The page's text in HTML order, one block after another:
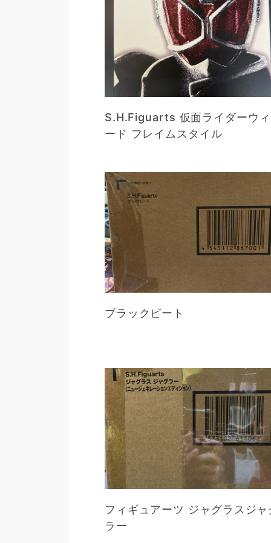
S.H.Figuarts 仮面ライダーウ
ード フレイムスタイル
ブラックビート
フィギュアーツ ジャグラスジャ
ラー